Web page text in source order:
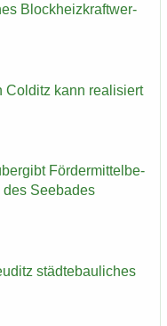
Block­heiz­kraft­wer­
Col­ditz kann rea­li­siert
För­der­mit­tel­be­
See­ba­des
städ­te­bau­li­ches